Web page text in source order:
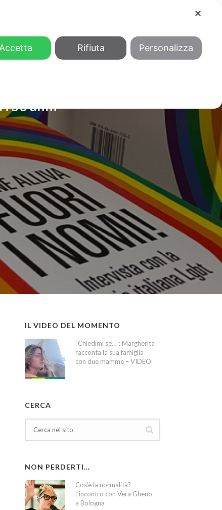
i 50 anni
IL VIDEO DEL MOMENTO
“Chiedimi se…”: Margherita
racconta la sua famiglia
con due mamme – VIDEO
CERCA
NON PERDERTI…
Cos’è la normalità?
L’incontro con Vera Gheno
a Bologna
✕
Accetta Rifiuta Personalizza